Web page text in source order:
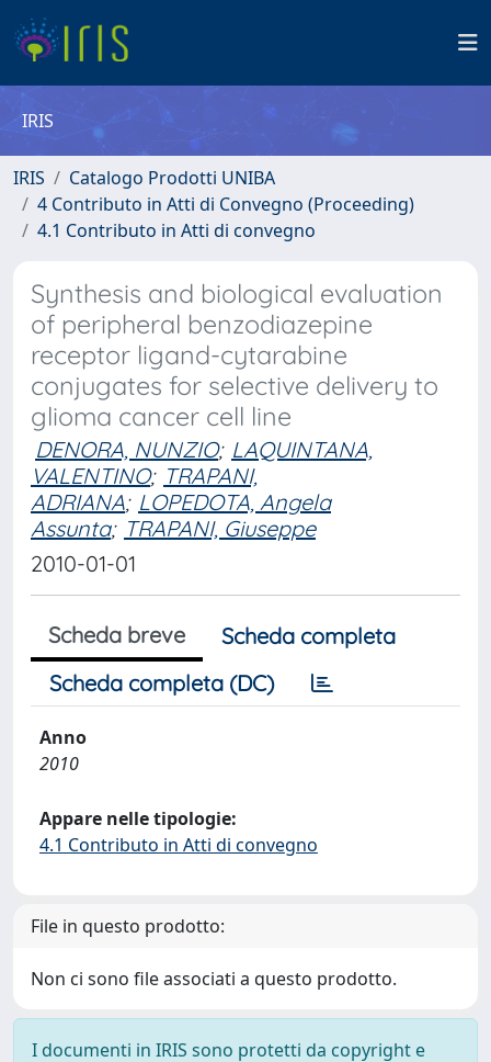
IRIS
IRIS
Catalogo Prodotti UNIBA
4 Contributo in Atti di Convegno (Proceeding)
4.1 Contributo in Atti di convegno
Synthesis and biological evaluation
of peripheral benzodiazepine
receptor ligand-cytarabine
conjugates for selective delivery to
glioma cancer cell line
DENORA, NUNZIO; LAQUINTANA,
VALENTINO; TRAPANI,
ADRIANA; LOPEDOTA, Angela
Assunta; TRAPANI, Giuseppe
2010-01-01
Scheda breve
Scheda completa
Scheda completa (DC)
Anno
2010
Appare nelle tipologie:
4.1 Contributo in Atti di convegno
File in questo prodotto:
Non ci sono file associati a questo prodotto.
I documenti in IRIS sono protetti da copyright e